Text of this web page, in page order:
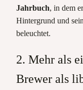
Jahrbuch, in dem
Hintergrund und
beleuchtet.
2. Mehr als
Brewer als